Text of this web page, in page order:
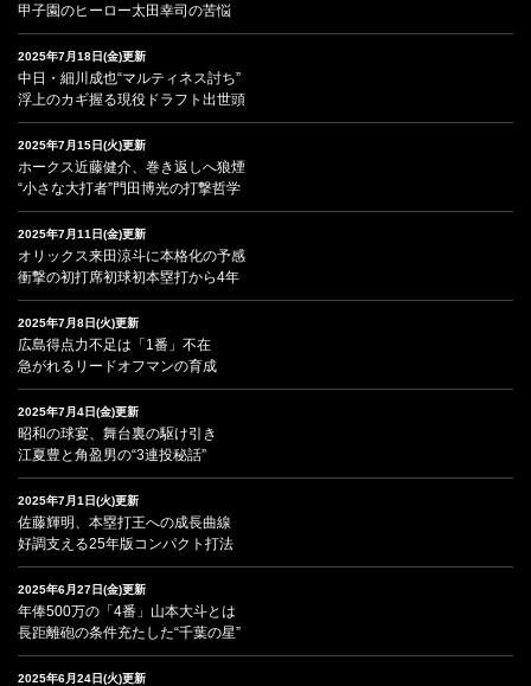
甲子園のヒーロー太田幸司の苦悩
2025年7月18日(金)更新
中日・細川成也“マルティネス討ち”
浮上のカギ握る現役ドラフト出世頭
2025年7月15日(火)更新
ホークス近藤健介、巻き返しへ狼煙
“小さな大打者”門田博光の打撃哲学
2025年7月11日(金)更新
オリックス来田涼斗に本格化の予感
衝撃の初打席初球初本塁打から4年
2025年7月8日(火)更新
広島得点力不足は「1番」不在
急がれるリードオフマンの育成
2025年7月4日(金)更新
昭和の球宴、舞台裏の駆け引き
江夏豊と角盈男の“3連投秘話”
2025年7月1日(火)更新
佐藤輝明、本塁打王への成長曲線
好調支える25年版コンパクト打法
2025年6月27日(金)更新
年俸500万の「4番」山本大斗とは
長距離砲の条件充たした“千葉の星”
2025年6月24日(火)更新